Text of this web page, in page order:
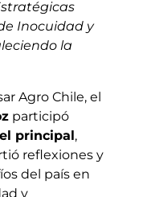
Inocuidad y
la
Agro Chile, el
participó
principal,
reflexiones y
del país en
y